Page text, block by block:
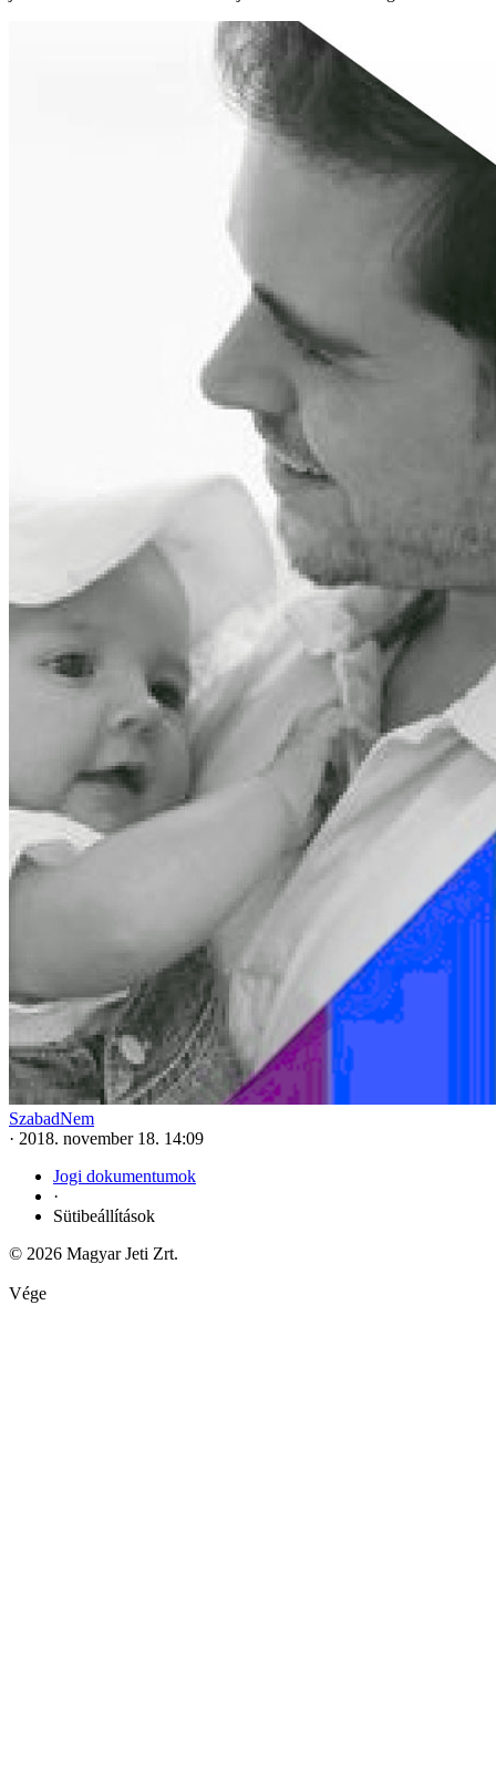
SzabadNem
· 2018. november 18. 14:09
Jogi dokumentumok
·
Sütibeállítások
© 2026 Magyar Jeti Zrt.
Vége